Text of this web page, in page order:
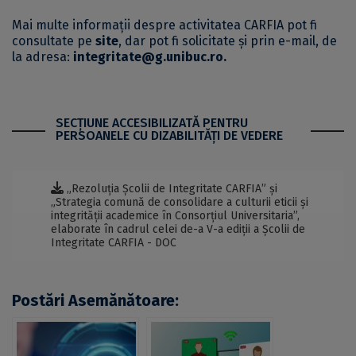
Mai multe informații despre activitatea CARFIA pot fi
consultate pe site, dar pot fi solicitate și prin e-mail, de
la adresa: integritate@g.unibuc.ro.
SECŢIUNE ACCESIBILIZATĂ PENTRU
PERSOANELE CU DIZABILITĂŢI DE VEDERE
„Rezoluția Școlii de Integritate CARFIA” și
„Strategia comună de consolidare a culturii eticii și
integrității academice în Consorțiul Universitaria”,
elaborate în cadrul celei de-a V-a ediții a Școlii de
Integritate CARFIA - DOC
Postări Asemănătoare: